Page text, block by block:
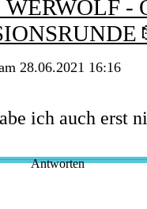
WERWOLF -
28.06.2021 16:16
ich auch erst
Antworten